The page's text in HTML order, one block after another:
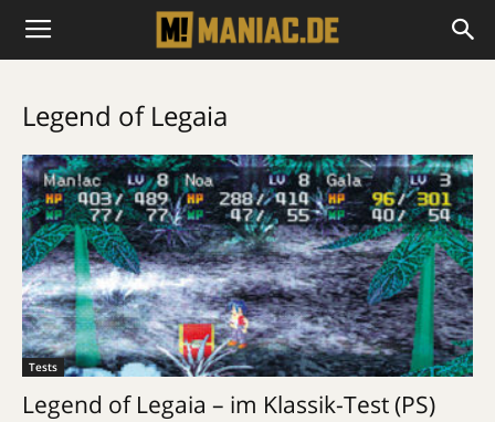
Legend of Legaia
Tests
Legend of Legaia – im Klassik-Test (PS)